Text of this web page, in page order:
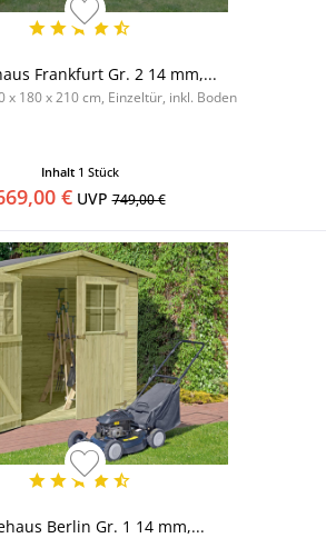
Frankfurt Gr. 2 14 mm,...
x 180 x 210 cm, Einzeltür, inkl. Boden
Inhalt 1 Stück
€UVP749,00 €
Berlin Gr. 1 14 mm,...